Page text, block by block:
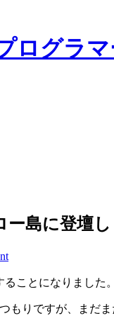
ログラマ
ー島に登壇
ることになりました。
りですが、まだま